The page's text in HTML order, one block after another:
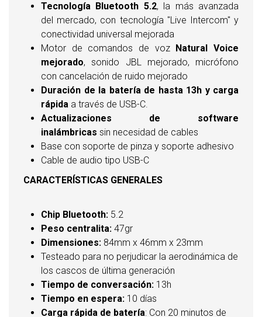
Tecnología Bluetooth 5.2, la más avanzada
del mercado, con tecnología "Live Intercom" y
conectividad universal mejorada
Motor de comandos de voz Natural Voice
mejorado, sonido JBL mejorado, micrófono
con cancelación de ruido mejorado
Duración de la batería de hasta 13h y carga
rápida a través de USB-C.
Actualizaciones de software
inalámbricas sin necesidad de cables
Base con soporte de pinza y soporte adhesivo
Cable de audio tipo USB-C
CARACTERÍSTICAS GENERALES
Chip Bluetooth: 5.2
Peso centralita: 47gr
Dimensiones: 84mm x 46mm x 23mm
Testeado para no perjudicar la aerodinámica de
los cascos de última generación
Tiempo de conversación: 13h
Tiempo en espera: 10 días
Carga rápida de batería: Con 20 minutos de